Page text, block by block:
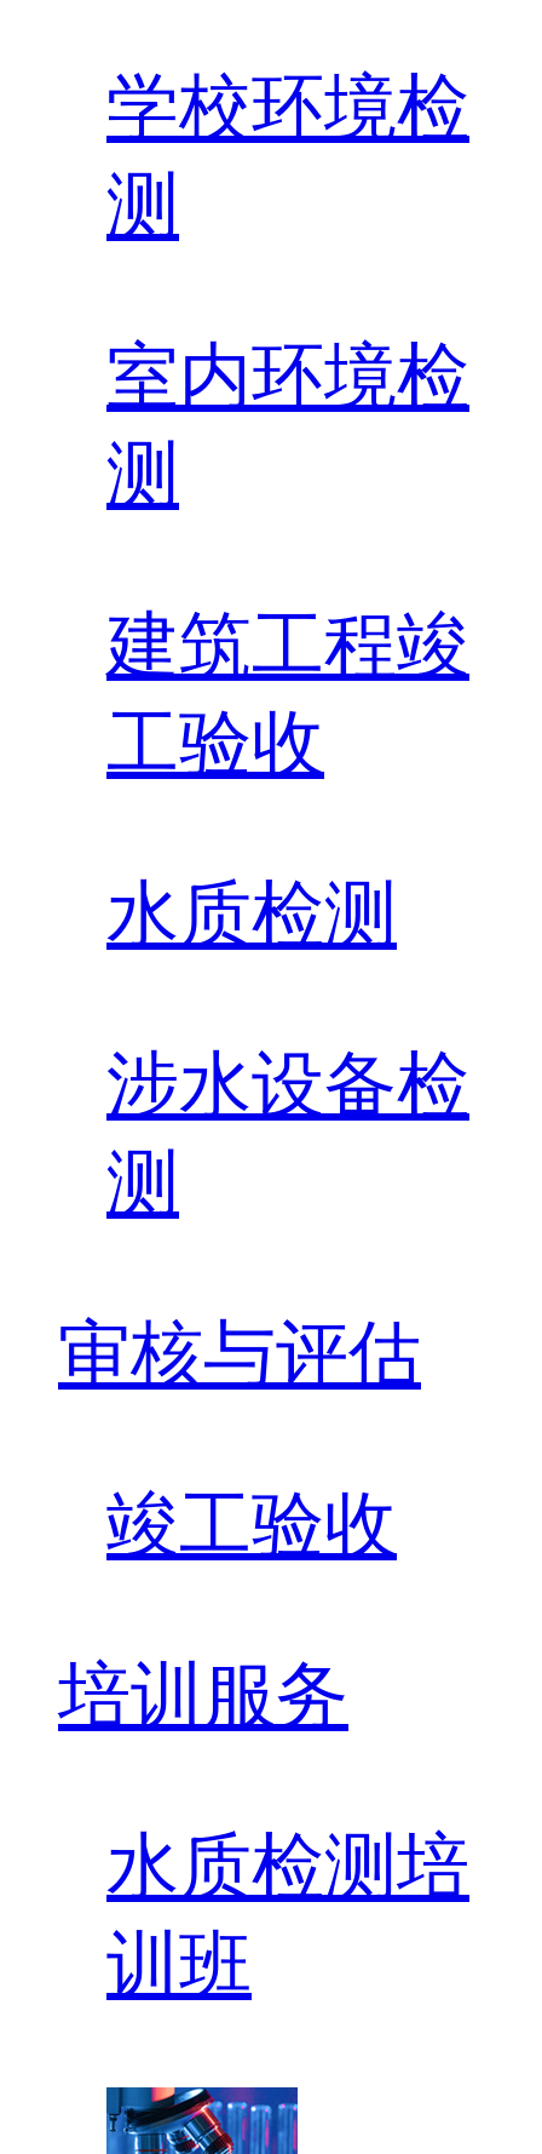
学校环境检
测
室内环境检
测
建筑工程竣
工验收
水质检测
涉水设备检
测
审核与评估
竣工验收
培训服务
水质检测培
训班